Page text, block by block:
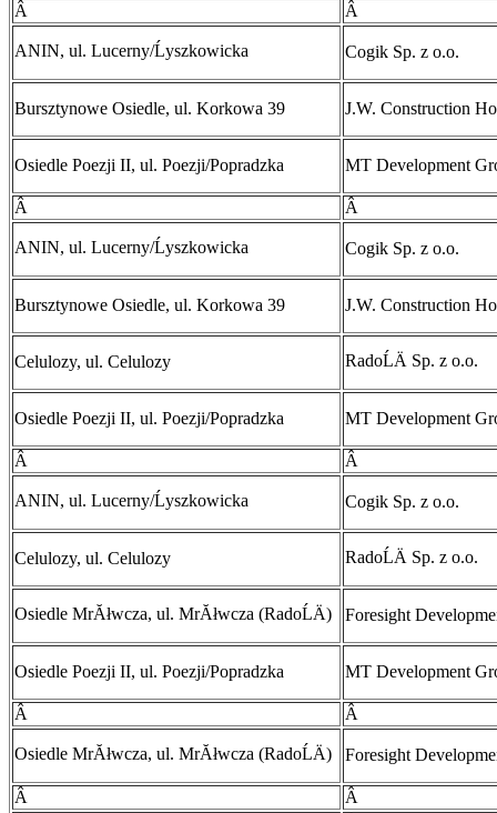
Â Â
ANIN, ul. Lucerny/Ĺyszkowicka Cogik Sp. z o.o.
Bursztynowe Osiedle, ul. Korkowa 39 J.W. Construction
Osiedle Poezji II, ul. Poezji/Popradzka MT Development
Â Â
ANIN, ul. Lucerny/Ĺyszkowicka Cogik Sp. z o.o.
Bursztynowe Osiedle, ul. Korkowa 39 J.W. Construction
Celulozy, ul. Celulozy RadoĹÄ Sp. z o.o.
Osiedle Poezji II, ul. Poezji/Popradzka MT Development
Â Â
ANIN, ul. Lucerny/Ĺyszkowicka Cogik Sp. z o.o.
Celulozy, ul. Celulozy RadoĹÄ Sp. z o.o.
Osiedle MrĂłwcza, ul. MrĂłwcza (RadoĹÄ) Foresight
Osiedle Poezji II, ul. Poezji/Popradzka MT Development
Â Â
Osiedle MrĂłwcza, ul. MrĂłwcza (RadoĹÄ) Foresight
Â
Â